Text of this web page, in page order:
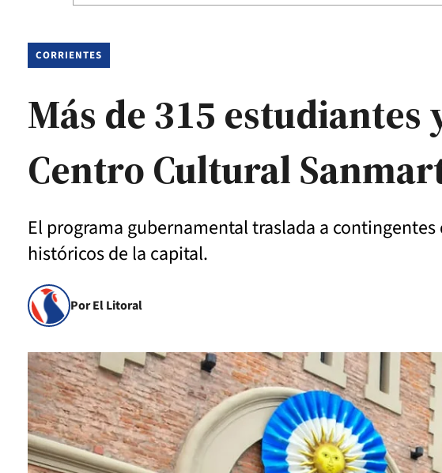
CORRIENTES
Más de 315
Centro Cultural
El programa gubernamental traslada a
históricos de la capital.
Por El Litoral